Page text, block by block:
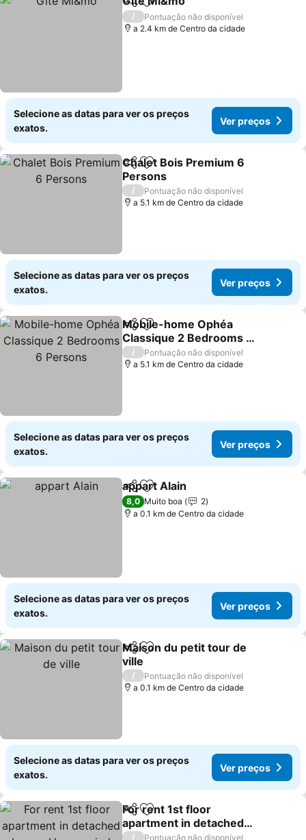
PartilharAdicionar aos favoritos
/
Pontuação não disponível
a 2.4 km de Centro da cidade
Selecione as datas para ver os preços
exatos.
Ver preços
PartilharAdicionar aos favoritos
Chalet Bois Premium 6
Persons
/
Pontuação não disponível
a 5.1 km de Centro da cidade
Selecione as datas para ver os preços
exatos.
Ver preços
PartilharAdicionar aos favoritos
Mobile-home Ophéa
Classique 2 Bedrooms 6
Persons
/
Pontuação não disponível
a 5.1 km de Centro da cidade
Selecione as datas para ver os preços
exatos.
Ver preços
PartilharAdicionar aos favoritos
appart Alain
8,0 Muito boa
2
a 0.1 km de Centro da cidade
Selecione as datas para ver os preços
exatos.
Ver preços
PartilharAdicionar aos favoritos
Maison du petit tour de
ville
/
Pontuação não disponível
a 0.1 km de Centro da cidade
Selecione as datas para ver os preços
exatos.
Ver preços
PartilharAdicionar aos favoritos
For rent 1st floor
apartment in detached
house. Unoccupied
/
Pontuação não disponível